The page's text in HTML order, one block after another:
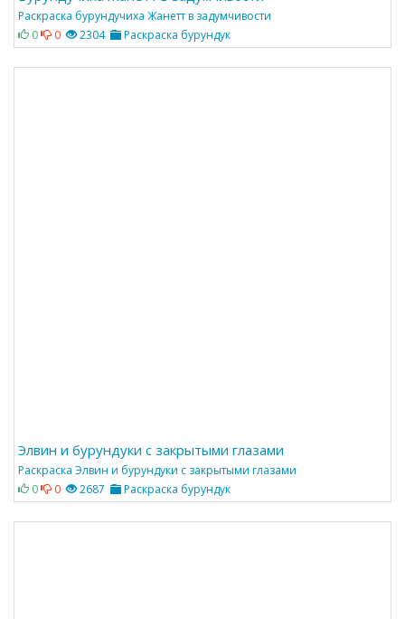
Раскраска бурундучиха Жанетт в задумчивости
0
0 2304 Раскраска бурундук
Элвин и бурундуки с закрытыми глазами
Раскраска Элвин и бурундуки с закрытыми глазами
0
0 2687 Раскраска бурундук